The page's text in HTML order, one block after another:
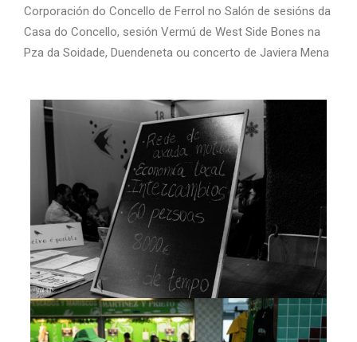
Corporación do Concello de Ferrol no Salón de sesións da
Casa do Concello, sesión Vermú de West Side Bones na
Pza da Soidade, Duendeneta ou concerto de Javiera Mena